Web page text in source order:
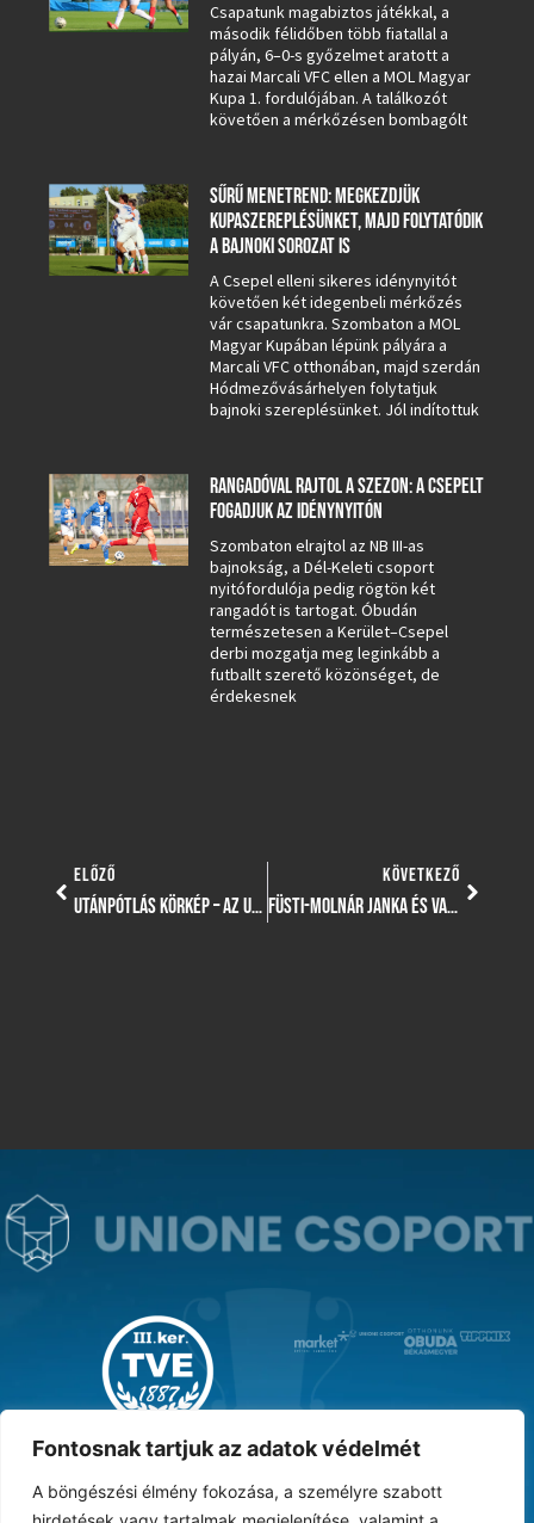
Fontosnak tartjuk az adatok védelmét
A böngészési élmény fokozása, a személyre szabott
Csapatunk magabiztos játékkal, a
második félidőben több fiatallal a
pályán, 6–0-s győzelmet aratott a
hazai Marcali VFC ellen a MOL Magyar
Kupa 1. fordulójában. A találkozót
követően a mérkőzésen bombagólt
SŰRŰ MENETREND: MEGKEZDJÜK
KUPASZEREPLÉSÜNKET, MAJD FOLYTATÓDIK
A BAJNOKI SOROZAT IS
A Csepel elleni sikeres idénynyitót
követően két idegenbeli mérkőzés
vár csapatunkra. Szombaton a MOL
Magyar Kupában lépünk pályára a
Marcali VFC otthonában, majd szerdán
Hódmezővásárhelyen folytatjuk
bajnoki szereplésünket. Jól indítottuk
RANGADÓVAL RAJTOL A SZEZON: A CSEPELT
FOGADJUK AZ IDÉNYNYITÓN
Szombaton elrajtol az NB III-as
bajnokság, a Dél-Keleti csoport
nyitófordulója pedig rögtön két
rangadót is tartogat. Óbudán
természetesen a Kerület–Csepel
derbi mozgatja meg leginkább a
futballt szerető közönséget, de
érdekesnek
ELŐZŐ
UTÁNPÓTLÁS KÖRKÉP – AZ UTOLSÓ ELŐTTI FORDULÓT RENDEZTÉK UTÁNPÓTLÁSCSAPATAINK SZÁMÁRA
KÖVETKEZŐ
FÜSTI-MOLNÁR JANKA ÉS VARGA VIKTÓRIA ÓBUDÁN FOLYTATJA
MAGYAR KUPA GYŐZTES ‘31